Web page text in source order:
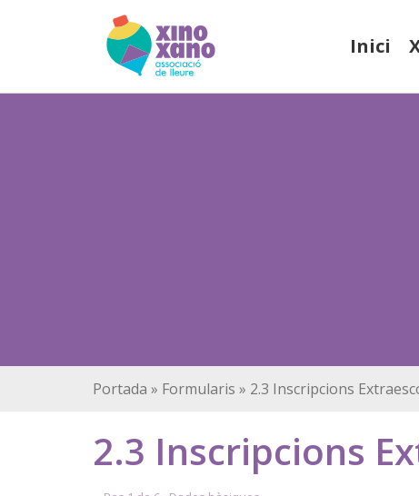
Inici
Portada » Formularis » 2.3 Inscripcions
2.3 Inscripcions